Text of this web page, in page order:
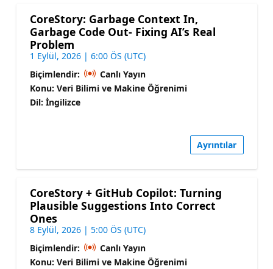
CoreStory: Garbage Context In,
Garbage Code Out- Fixing AI’s Real
Problem
1 Eylül, 2026 | 6:00 ÖS (UTC)
Biçimlendir:
Canlı Yayın
Konu: Veri Bilimi ve Makine Öğrenimi
Dil: İngilizce
Ayrıntılar
CoreStory + GitHub Copilot: Turning
Plausible Suggestions Into Correct
Ones
8 Eylül, 2026 | 5:00 ÖS (UTC)
Biçimlendir:
Canlı Yayın
Konu: Veri Bilimi ve Makine Öğrenimi